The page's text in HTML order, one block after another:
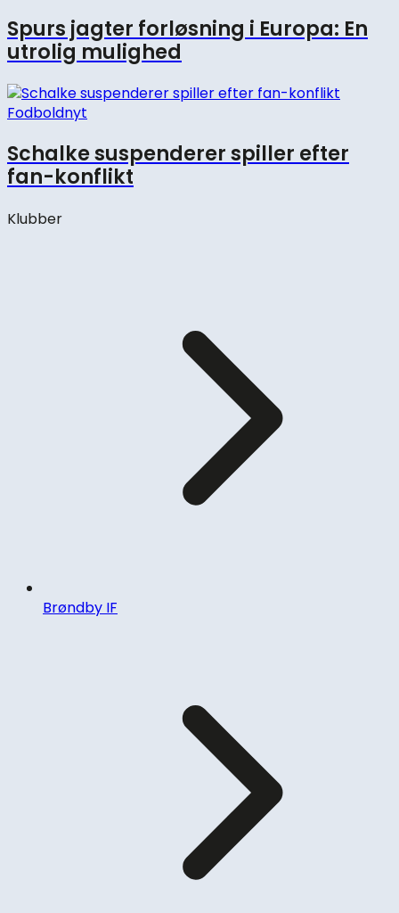
Spurs jagter forløsning i Europa: En
utrolig mulighed
Fodboldnyt
Schalke suspenderer spiller efter
fan-konflikt
Klubber
Brøndby IF